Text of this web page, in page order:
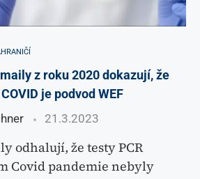
z roku 2020 dokazují, že
je podvod WEF
21.3.2023
odhalují, že testy PCR
Covid pandemie nebyly